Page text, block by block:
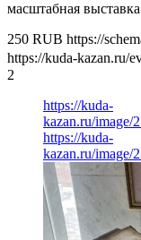
масштабная
250 RUB https://
https://kuda-kazan.ru/
2
https://kuda-
kazan.ru/image/
https://kuda-
kazan.ru/image/